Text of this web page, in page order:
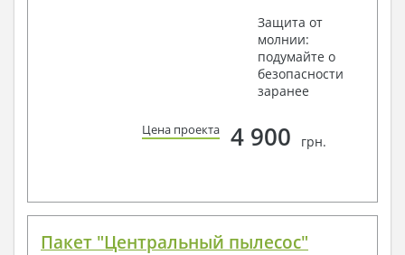
Защита от
молнии:
подумайте о
безопасности
заранее
Цена проекта 4 900 грн.
Пакет "Центральный пылесос"